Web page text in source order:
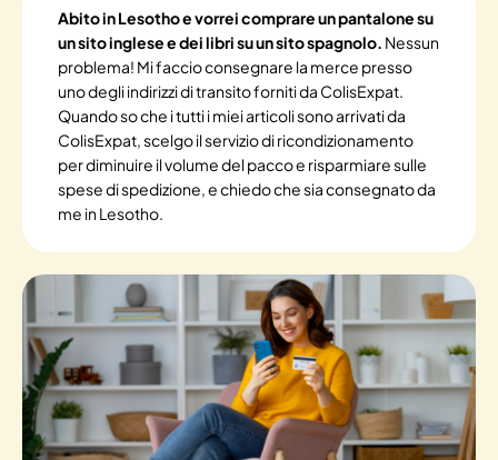
Abito in Lesotho e vorrei comprare un pantalone su
un sito inglese e dei libri su un sito spagnolo. Nessun
problema! Mi faccio consegnare la merce presso
uno degli indirizzi di transito forniti da ColisExpat.
Quando so che i tutti i miei articoli sono arrivati da
ColisExpat, scelgo il servizio di ricondizionamento
per diminuire il volume del pacco e risparmiare sulle
spese di spedizione, e chiedo che sia consegnato da
me in Lesotho.